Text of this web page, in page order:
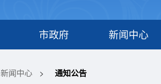
市政府 新闻中心
新闻中心 > 通知公告